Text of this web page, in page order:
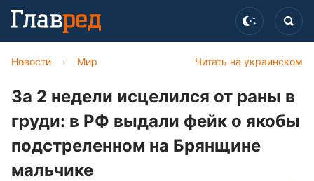
Читать на украинском
Новости › Мир
За 2 недели исцелился от раны в
груди: в РФ выдали фейк о якобы
подстреленном на Брянщине
мальчике